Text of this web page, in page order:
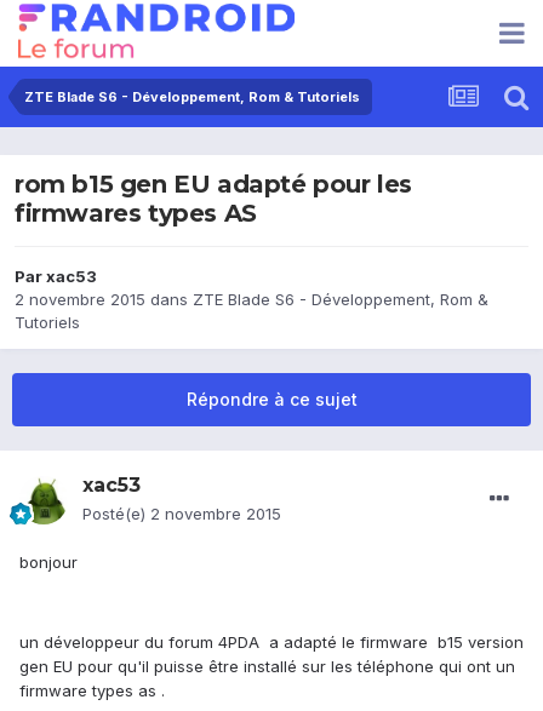
ZTE Blade S6 - Développement, Rom & Tutoriels
rom b15 gen EU adapté pour les
firmwares types AS
Parxac53
2 novembre 2015 dans ZTE Blade S6 - Développement, Rom &
Tutoriels
Répondre à ce sujet
xac53
Posté(e) 2 novembre 2015
bonjour
un développeur du forum 4PDA a adapté le firmware b15 version
gen EU pour qu'il puisse être installé sur les téléphone qui ont un
firmware types as .